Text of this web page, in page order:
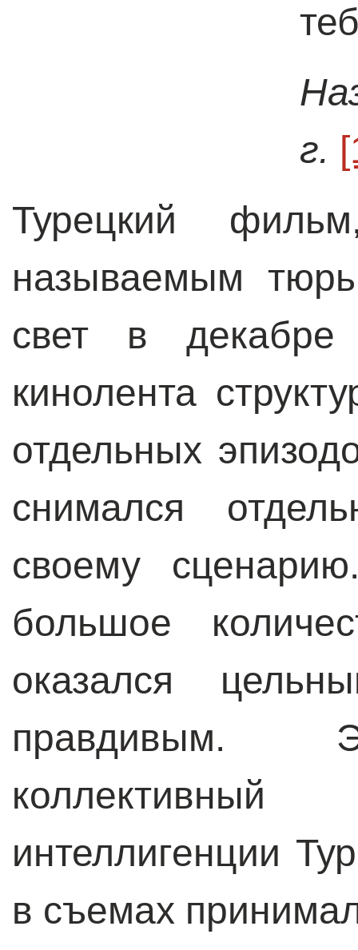
г.
Турецкий
называемым
свет в
кинолента
отдельных
снимался
своему
большое
оказался
правдивым.
интеллигенции
в съемах